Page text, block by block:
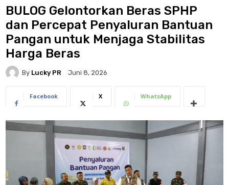
BULOG Gelontorkan Beras SPHP
dan Percepat Penyaluran Bantuan
Pangan untuk Menjaga Stabilitas
Harga Beras
By Lucky PR Juni 8, 2026
Facebook X WhatsApp